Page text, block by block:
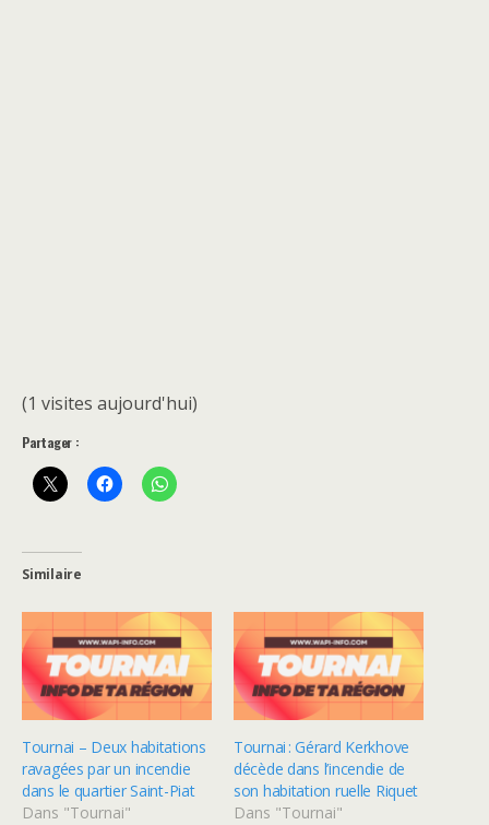
(1 visites aujourd'hui)
Partager :
Similaire
Tournai – Deux habitations
ravagées par un incendie
dans le quartier Saint-Piat
Dans "Tournai"
Tournai : Gérard Kerkhove
décède dans l’incendie de
son habitation ruelle Riquet
Dans "Tournai"